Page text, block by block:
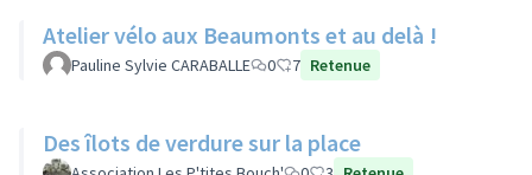
Atelier vélo aux Beaumonts et au delà !
Pauline Sylvie CARABALLE 0 7 Retenue
Des îlots de verdure sur la place